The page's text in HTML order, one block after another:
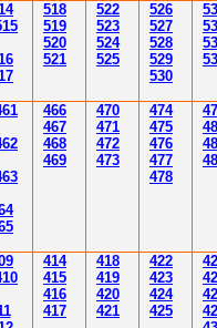
518
519
520
521
522
523
524
525
526
527
528
529
530
61
62
63
4
5
466
467
468
469
470
471
472
473
474
475
476
477
478
9
414
415
416
417
418
419
420
421
422
423
424
425